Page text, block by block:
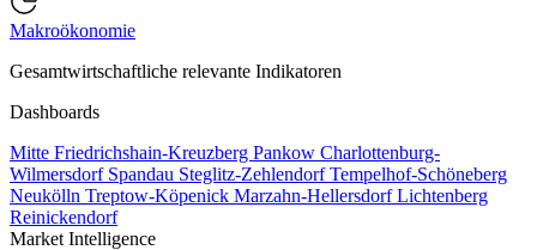
Makroökonomie
Gesamtwirtschaftliche relevante Indikatoren
Dashboards
Mitte Friedrichshain-Kreuzberg Pankow Charlottenburg-
Wilmersdorf Spandau Steglitz-ZehlendorfTempelhof-Schöneberg
Neukölln Treptow-Köpenick Marzahn-HellersdorfLichtenberg
Reinickendorf
Market Intelligence